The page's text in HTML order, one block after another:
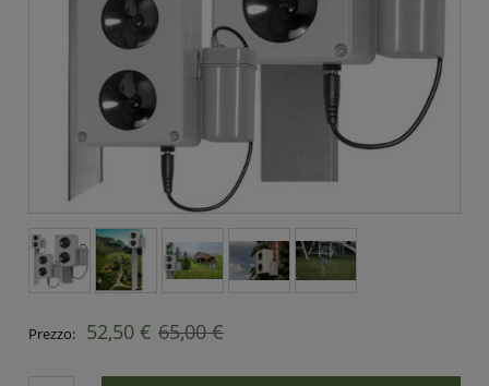
Prezzo: 52,50 € 65,00 €